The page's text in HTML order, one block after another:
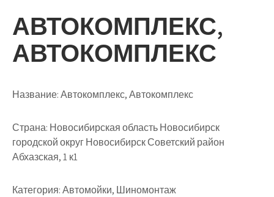
АВТОКОМПЛЕКС,
АВТОКОМПЛЕКС
Название:Автокомплекс, Автокомплекс
Страна: Новосибирская область Новосибирск
городской округ Новосибирск Советский район
Абхазская, 1 к1
Категория:Автомойки, Шиномонтаж